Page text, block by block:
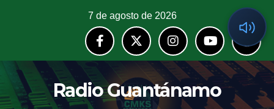
7 de agosto de 2026
Radio Guantánamo